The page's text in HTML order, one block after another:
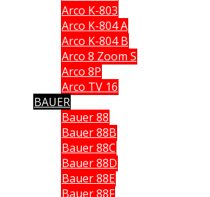
Arco K-803
Arco K-804 A
Arco K-804 B
Arco 8 Zoom S
Arco 8P
Arco TV 16
BAUER
Bauer 88
Bauer 88B
Bauer 88C
Bauer 88D
Bauer 88E
Bauer 88F